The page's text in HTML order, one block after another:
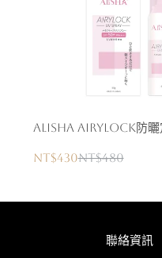
AliSHA AIRYLOCK防
NT$430NT$480
聯絡資訊